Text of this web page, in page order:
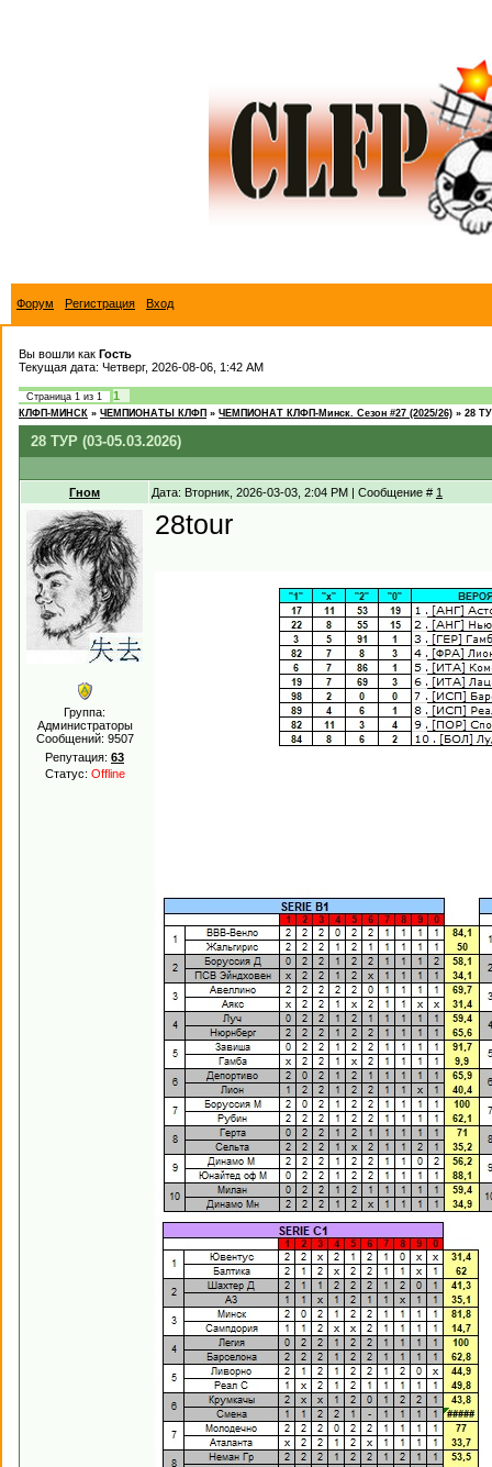
Форум Регистрация Вход
Вы вошли как Гость
Текущая дата: Четверг, 2026-08-06, 1:42 AM
Страница 1 из 1 1
КЛФП-МИНСК » ЧЕМПИОНАТЫ КЛФП » ЧЕМПИОНАТ КЛФП-Минск. Сезон #27 (2025/26) » 28
28 ТУР (03-05.03.2026)
Гном Дата: Вторник, 2026-03-03, 2:04 PM | Сообщение # 1
Группа:
Администраторы
Сообщений: 9507
Репутация: 63
Статус: Offline
28tour